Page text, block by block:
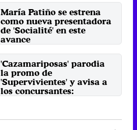
que ha salido la ...
19 de julio 2018
María Patiño se estrena
como nueva presentadora
de 'Socialité' en este
avance
actualidad del corazón que ...
23 de junio 2017
'Cazamariposas' parodia
la promo de
'Supervivientes' y avisa a
los concursantes:
Nando Escribano y Núria Marín son
los nuevos Jorge Javier Vázquez y